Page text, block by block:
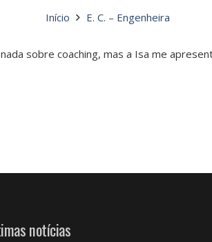
Início E. C. – Engenheira
sobre coaching, mas a Isa me
notícias